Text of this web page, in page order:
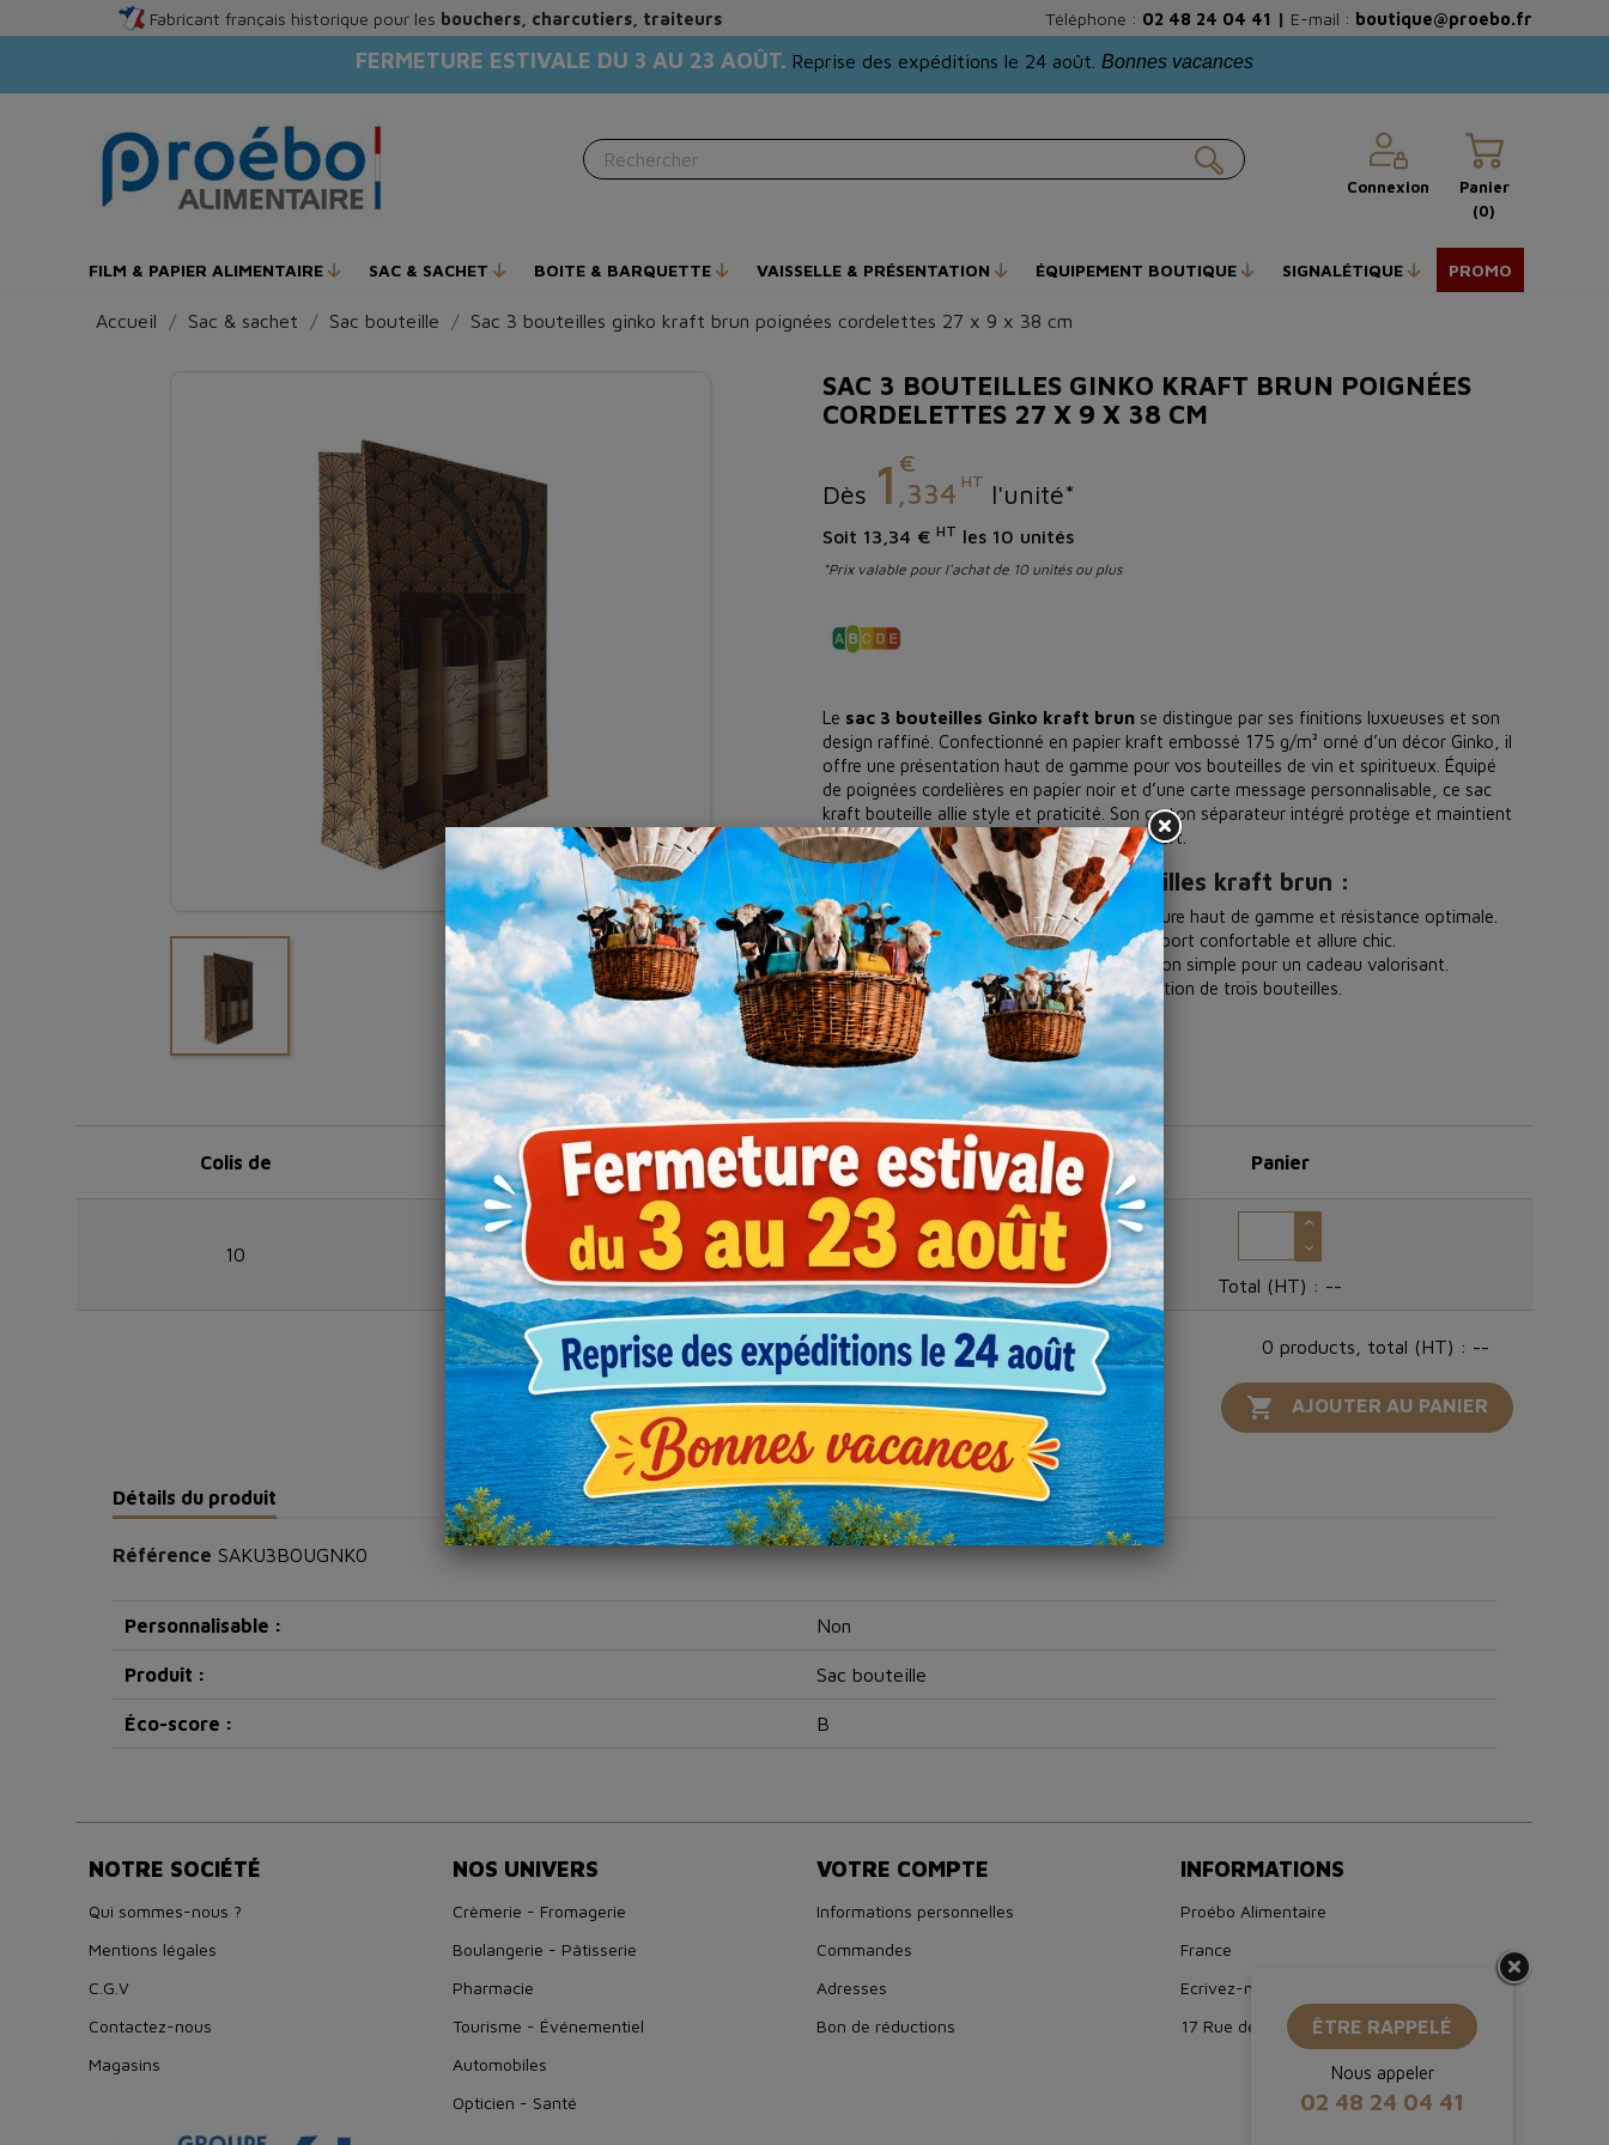
Fabricant français historique pour les bouchers, charcutiers, traiteurs Téléphone : 02 48 24 04 41 | E-mail : boutique@proebo.fr
FERMETURE ESTIVALE DU 3 AU 23 AOÛT. Reprise des expéditions le 24 août. Bonnes vacances
Connexion
Panier
(0)
FILM & PAPIER ALIMENTAIRE SAC & SACHET BOITE & BARQUETTE VAISSELLE & PRÉSENTATION ÉQUIPEMENT BOUTIQUE SIGNALÉTIQUE PROMO
Accueil Sac & sachet Sac bouteille Sac 3 bouteilles ginko kraft brun poignées cordelettes 27 x 9 x 38 cm
SAC 3 BOUTEILLES GINKO KRAFT BRUN POIGNÉES
CORDELETTES 27 X 9 X 38 CM
Dès 1 €
,334 HT l'unité*
Soit 13,34 € HT les 10 unités
*Prix valable pour l'achat de 10 unités ou plus
Le sac 3 bouteilles Ginko kraft brun se distingue par ses finitions luxueuses et son
design raffiné. Confectionné en papier kraft embossé 175 g/m² orné d’un décor Ginko, il
offre une présentation haut de gamme pour vos bouteilles de vin et spiritueux. Équipé
de poignées cordelières en papier noir et d’une carte message personnalisable, ce sac
kraft bouteille allie style et praticité. Son carton séparateur intégré protège et maintient
parfaitement trois bouteilles lors du transport.
Les avantages du sac 3 bouteilles kraft brun :
- Papier kraft embossé 175 g/m² :
texture haut de gamme et résistance optimale.
- Poignées cordelières papier noires : port confortable et allure chic.
- Carte message incluse :personnalisation simple pour un cadeau valorisant.
- Carton séparateur :maintien et protection de trois bouteilles.
Colis de Référence
Prix
(prix HT)
Panier
10 SAKU3BOUGNK0
13,34 €
Total (HT) : --
0 products, total (HT) : --
 AJOUTER AU PANIER
Détails du produit
Référence SAKU3BOUGNK0
Personnalisable : Non
Produit : Sac bouteille
Éco-score : B
NOTRE SOCIÉTÉ
Qui sommes-nous ?
Mentions légales
C.G.V
Contactez-nous
Magasins
NOS UNIVERS
Crèmerie - Fromagerie
Boulangerie - Pâtisserie
Pharmacie
Tourisme - Événementiel
Automobiles
Opticien - Santé
VOTRE COMPTE
Informations personnelles
Commandes
Adresses
Bon de réductions
INFORMATIONS
Proébo Alimentaire
France
Ecrivez-nous : boutique@proebo.fr
17 Rue de Strasbourg, 94150 Rungis
ÊTRE RAPPELÉ
Nous appeler
02 48 24 04 41